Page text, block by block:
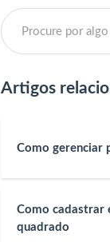
Artigos
Como gerenciar
Como cadastrar
quadrado